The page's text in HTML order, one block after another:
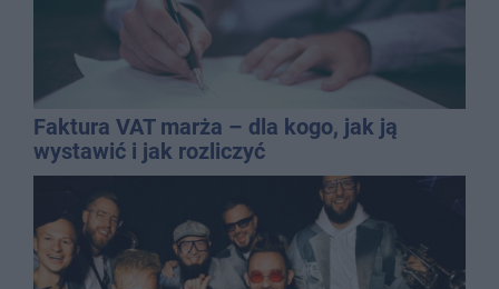
Faktura VAT marża – dla kogo, jak ją
wystawić i jak rozliczyć